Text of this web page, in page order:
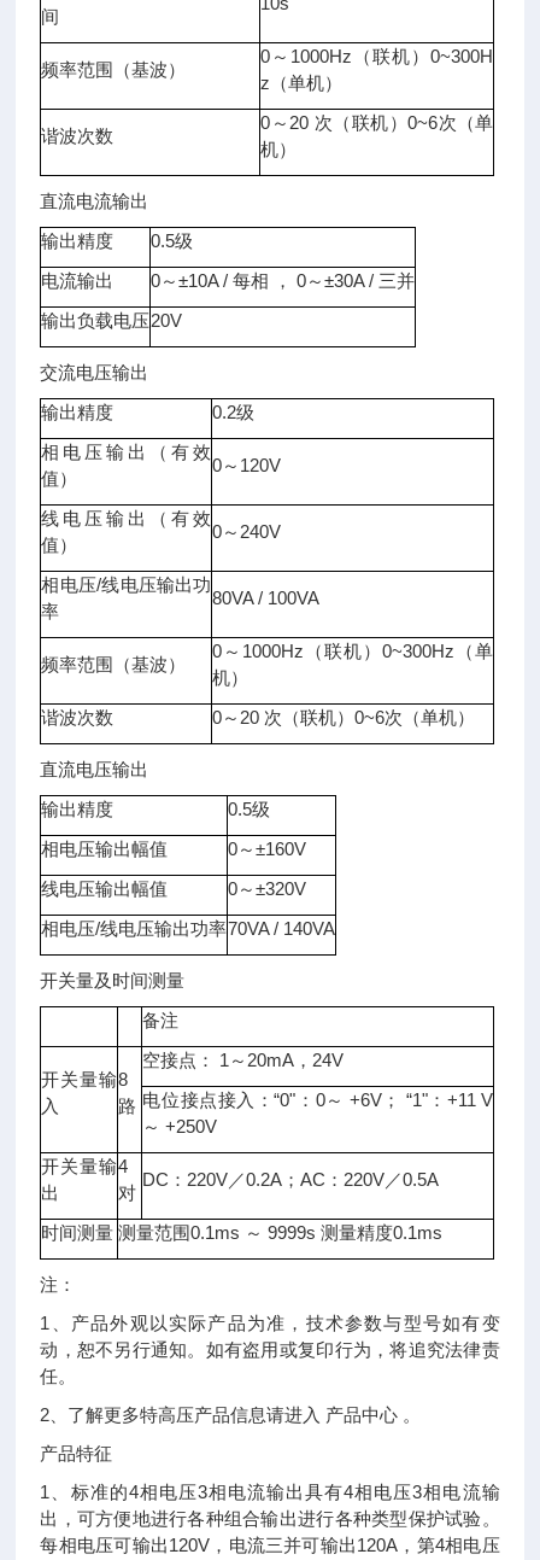
间
频率范围（基波）
0～1000Hz（联机）0~300H
z（单机）
谐波次数
0～20 次（联机）0~6次（单
机）
直流电流输出
输出精度
0.5级
电流输出
0～±10A / 每相 ， 0～±30A / 三并
输出负载电压20V
交流电压输出
输出精度
0.2级
相电压输出（有效
值）
0～120V
线电压输出（有效
值）
0～240V
相电压/线电压输出功
率
80VA / 100VA
频率范围（基波）
0～1000Hz（联机）0~300Hz（单
机）
谐波次数
0～20 次（联机）0~6次（单机）
直流电压输出
输出精度
0.5级
相电压输出幅值
0～±160V
线电压输出幅值
0～±320V
相电压/线电压输出功率70VA / 140VA
开关量及时间测量
备注
开关量输
入
8
路
空接点： 1～20mA，24V
电位接点接入：“0"：0～ +6V； “1"：+11 V
～ +250V
开关量输
出
4
对
DC：220V／0.2A；AC：220V／0.5A
时间测量 测量范围0.1ms ～ 9999s 测量精度0.1ms
注：
1、产品外观以实际产品为准，技术参数与型号如有变
动，恕不另行通知。如有盗用或复印行为，将追究法律责
任。
2、了解更多特高压产品信息请进入 产品中心 。
产品特征
1、标准的4相电压3相电流输出具有4相电压3相电流输
出，可方便地进行各种组合输出进行各种类型保护试验。
每相电压可输出120V，电流三并可输出120A，第4相电压